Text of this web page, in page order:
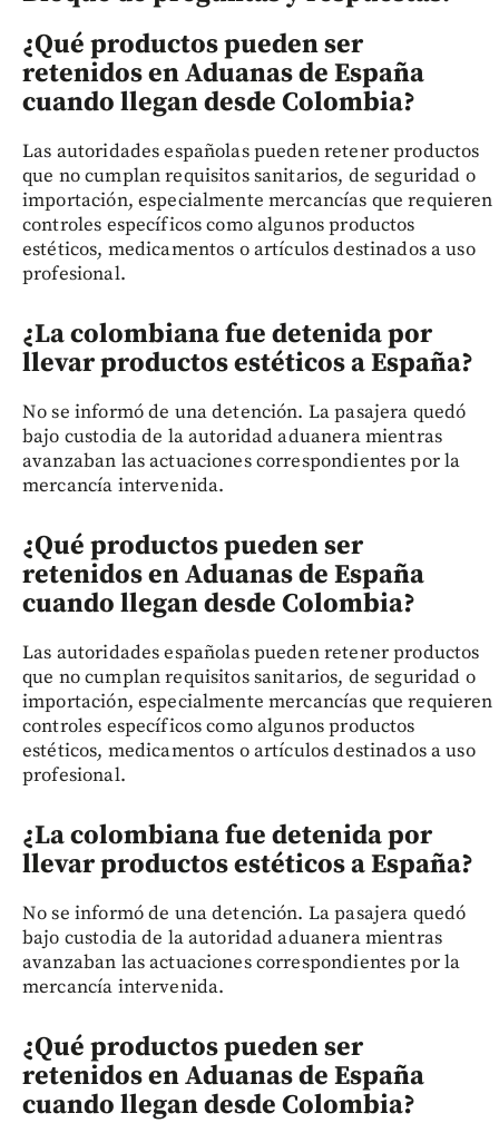
¿Qué productos pueden ser
retenidos en Aduanas de España
cuando llegan desde Colombia?
Las autoridades españolas pueden retener productos
que no cumplan requisitos sanitarios, de seguridad o
importación, especialmente mercancías que requieren
controles específicos como algunos productos
estéticos, medicamentos o artículos destinados a uso
profesional.
¿La colombiana fue detenida por
llevar productos estéticos a España?
No se informó de una detención. La pasajera quedó
bajo custodia de la autoridad aduanera mientras
avanzaban las actuaciones correspondientes por la
mercancía intervenida.
¿Qué productos pueden ser
retenidos en Aduanas de España
cuando llegan desde Colombia?
Las autoridades españolas pueden retener productos
que no cumplan requisitos sanitarios, de seguridad o
importación, especialmente mercancías que requieren
controles específicos como algunos productos
estéticos, medicamentos o artículos destinados a uso
profesional.
¿La colombiana fue detenida por
llevar productos estéticos a España?
No se informó de una detención. La pasajera quedó
bajo custodia de la autoridad aduanera mientras
avanzaban las actuaciones correspondientes por la
mercancía intervenida.
¿Qué productos pueden ser
retenidos en Aduanas de España
cuando llegan desde Colombia?